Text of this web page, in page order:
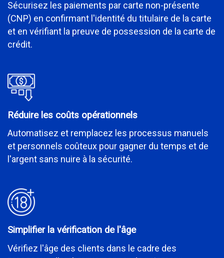
Sécurisez les paiements par carte non-présente
(CNP) en confirmant l'identité du titulaire de la carte
et en vérifiant la preuve de possession de la carte de
crédit.
Réduire les coûts opérationnels
Automatisez et remplacez les processus manuels
et personnels coûteux pour gagner du temps et de
l'argent sans nuire à la sécurité.
Simplifier la vérification de l'âge
Vérifiez l'âge des clients dans le cadre des